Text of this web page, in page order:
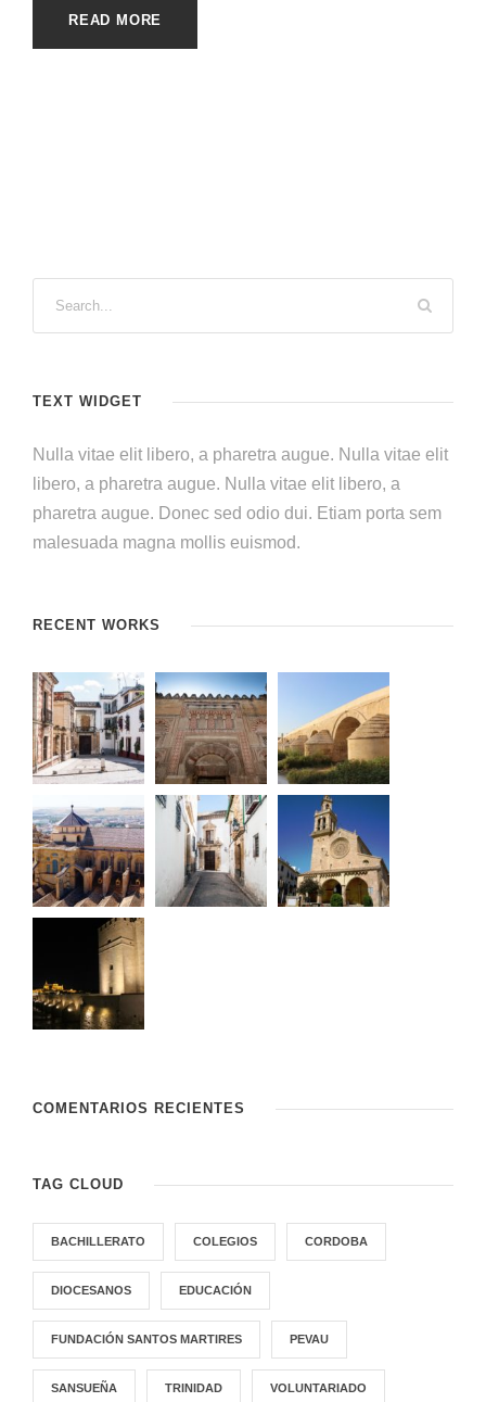
READ MORE
TEXT WIDGET
Nulla vitae elit libero, a pharetra augue. Nulla vitae elit
libero, a pharetra augue. Nulla vitae elit libero, a
pharetra augue. Donec sed odio dui. Etiam porta sem
malesuada magna mollis euismod.
RECENT WORKS
COMENTARIOS RECIENTES
TAG CLOUD
BACHILLERATO COLEGIOS CORDOBA
DIOCESANOS EDUCACIÓN
FUNDACIÓN SANTOS MARTIRES PEVAU
SANSUEÑA TRINIDAD VOLUNTARIADO